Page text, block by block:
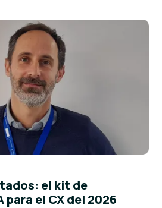
el kit de
el CX del 2026